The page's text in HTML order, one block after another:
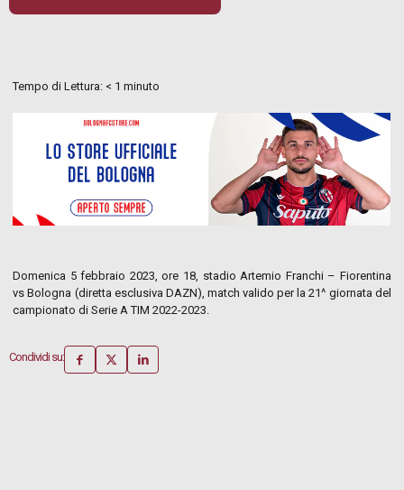
Tempo di Lettura: < 1 minuto
Domenica 5 febbraio 2023, ore 18, stadio Artemio Franchi – Fiorentina
vs Bologna (diretta esclusiva DAZN), match valido per la 21^ giornata del
campionato di Serie A TIM 2022-2023.
Condividi su: